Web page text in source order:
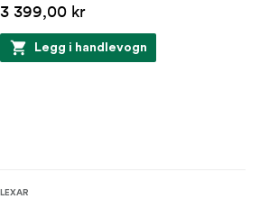
3 399,00 kr
Legg i handlevogn
LEXAR